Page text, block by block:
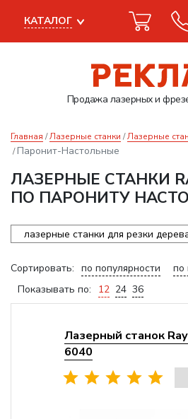
Продажа лазерныхи
КАТАЛОГ
Главная Лазерные станки Лазерные
Паронит-Настольные
ЛАЗЕРНЫЕ СТАНКИ
ПО ПАРОНИТУ
лазерные станки для резки
Сортировать: по популярности
по
Показывать по:
12 24 36
Лазерный станок
6040